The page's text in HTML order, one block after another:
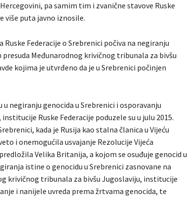
pa samim tim i zvanične stavove Ruske
više puta javno iznosile.
Federacije o Srebrenici počiva na negiranju
Međunarodnog krivičnog tribunala za bivšu
kojima je utvrđeno da je u Srebrenici počinjen
negiranju genocida u Srebrenici i osporavanju
Ruske Federacije poduzele su u julu 2015.
kada je Rusija kao stalna članica u Vijeću
i onemogućila usvajanje Rezolucije Vijeća
Velika Britanija, a kojom se osuđuje genocid u
istine o genocidu u Srebrenici zasnovane na
krivičnog tribunala za bivšu Jugoslaviju, institucije
i nanijele uvreda prema žrtvama genocida, te